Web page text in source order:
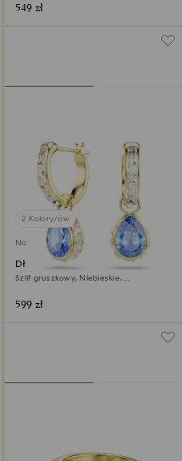
549 zł
2 Kolory/ów
Nowość
Długie kolczyki Chroma
Szlif gruszkowy, Niebieskie,
599 zł